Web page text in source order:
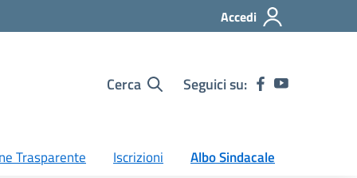
Accedi
Cerca Seguici su:
Trasparente Iscrizioni Albo Sindacale